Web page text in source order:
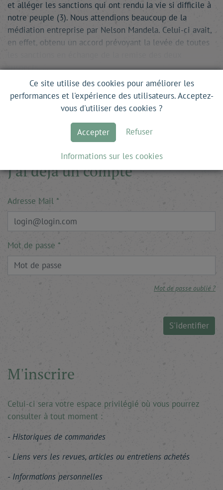
et alléger les sanctions qui ont rendu la vie si difficile à
notre peuple (3). Nous attendions beaucoup de la
médiation entreprise par Nelson Mandela. Celui-ci avait,
en effet, obtenu un accord prévoyant la levée de toutes
suspects. …
Ce site est en accès libre. Pour lire la suite, il
vous suffit de vous inscrire.
J'ai déjà un compte
Adresse Mail
Mot de passe
Mot de passe oublié ?
S'identifier
M'inscrire
Celui-ci sera votre espace privilégié où vous pourrez
consulter à tout moment :
Historiques de commandes
Liens vers les revues, articles ou entretiens achetés
Informations personnelles
Ce site utilise des cookies pour améliorer les
performances et l'expérience des utilisateurs. Acceptez-
vous d'utiliser des cookies ?
Accepter Refuser
Informations sur les cookies